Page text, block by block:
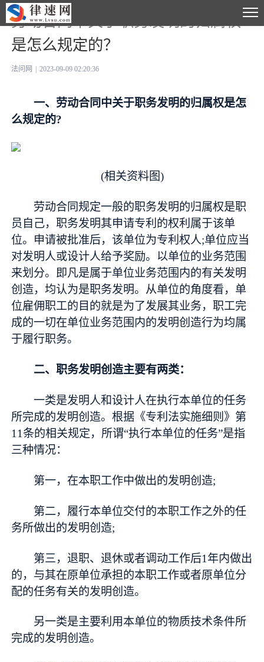
劳动合同中关于职务发明的归属权
是怎么规定的？
法问网 2023-09-09 02:20:36
一、劳动合同中关于职务发明的归属权是怎
么规定的?
(相关资料图)
劳动合同规定一般的职务发明的归属权是职
员自己，职务发明其申请专利的权利属于该单
位。申请被批准后，该单位为专利权人;单位应当
对发明人或设计人给予奖励。以单位的业务范围
来划分。即凡是属于单位业务范围内的有关发明
创造，均认为是职务发明。从单位的角度看，单
位雇佣职工的目的就是为了发展其业务，职工完
成的一切在单位业务范围内的发明创造行为均属
于履行职务。
二、职务发明创造主要有两类：
一类是发明人和设计人在执行本单位的任务
所完成的发明创造。根据《专利法实施细则》第
11条的相关规定，所谓“执行本单位的任务”是指
三种情况：
第一，在本职工作中做出的发明创造;
第二，履行本单位交付的本职工作之外的任
务所做出的发明创造;
第三，退职、退休或者调动工作后1年内做出
的，与其在原单位承担的本职工作或者原单位分
配的任务有关的发明创造。
另一类是主要利用本单位的物质技术条件所
完成的发明创造。